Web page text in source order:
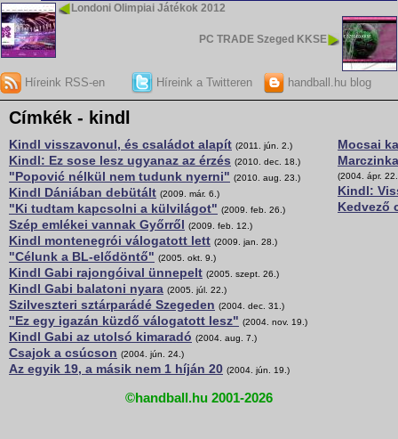
Londoni Olimpiai Játékok 2012
PC TRADE Szeged KKSE
Híreink RSS-en Híreink a Twitteren handball.hu blog
Címkék - kindl
Kindl visszavonul, és családot alapít (2011. jún. 2.)
Kindl: Ez sose lesz ugyanaz az érzés (2010. dec. 18.)
"Popović nélkül nem tudunk nyerni" (2010. aug. 23.)
Kindl Dániában debütált (2009. már. 6.)
"Ki tudtam kapcsolni a külvilágot" (2009. feb. 26.)
Szép emlékei vannak Győrről (2009. feb. 12.)
Kindl montenegrói válogatott lett (2009. jan. 28.)
"Célunk a BL-elődöntő" (2005. okt. 9.)
Kindl Gabi rajongóival ünnepelt (2005. szept. 26.)
Kindl Gabi balatoni nyara (2005. júl. 22.)
Szilveszteri sztárparádé Szegeden (2004. dec. 31.)
"Ez egy igazán küzdő válogatott lesz" (2004. nov. 19.)
Kindl Gabi az utolsó kimaradó (2004. aug. 7.)
Csajok a csúcson (2004. jún. 24.)
Az egyik 19, a másik nem 1 híján 20 (2004. jún. 19.)
Mocsai
(2004. ápr.
Kindl:
Kedvező
©handball.hu 2001-2026